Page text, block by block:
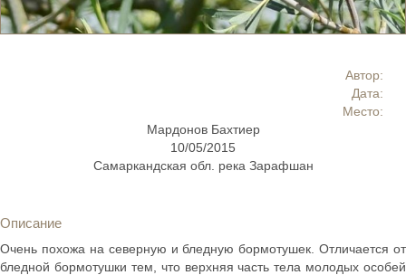
Автор:
Дата:
Место:
Мардонов Бахтиер
10/05/2015
Самаркандская обл. река Зарафшан
Описание
Очень похожа на северную и бледную бормотушек. Отличается от
бледной бормотушки тем, что верхняя часть тела молодых особей